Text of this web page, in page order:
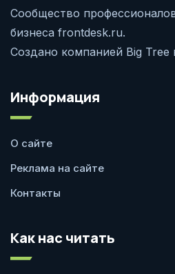
Сообщество
бизнеса frontdesk.ru.
Создано компанией Big Tree
Информация
О сайте
Реклама на сайте
Контакты
Как нас читать